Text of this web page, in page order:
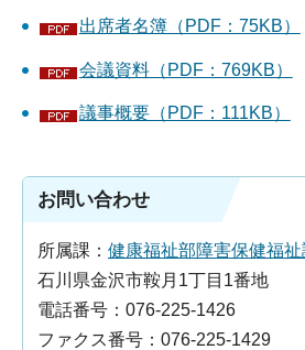
出席者名簿（PDF：75KB）
会議資料（PDF：769KB）
議事概要（PDF：111KB）
お問い合わせ
所属課： 健康福祉部障害保健福
石川県金沢市鞍月1丁目1番地
電話番号：076-225-1426
ファクス番号：076-225-1429